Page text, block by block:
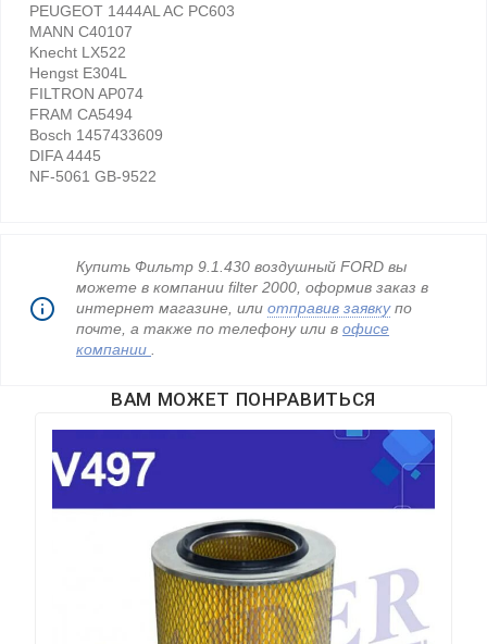
PEUGEOT 1444AL AC PC603
MANN C40107
Knecht LX522
Hengst E304L
FILTRON AP074
FRAM CA5494
Bosch 1457433609
DIFA 4445
NF-5061 GB-9522
Купить Фильтр 9.1.430 воздушный FORD вы
можете в компании filter 2000, оформив заказ в
интернет магазине, или отправив заявкупо
почте, а также по телефонуили в офисе
компании
ВАМ МОЖЕТ ПОНРАВИТЬСЯ